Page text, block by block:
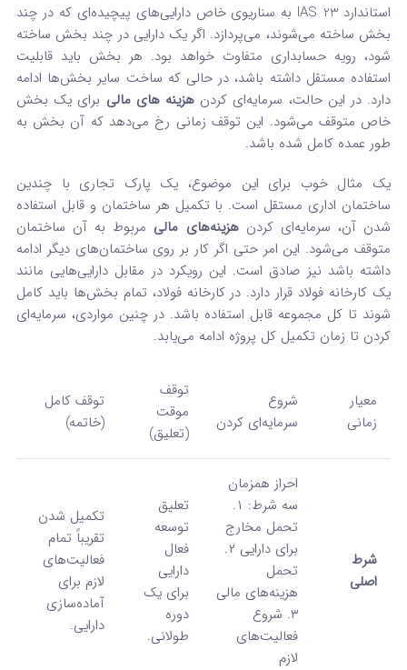
استاندارد IAS 23 به سناریوی خاص دارایی‌های پیچیده‌ای که در چند
بخش ساخته می‌شوند، می‌پردازد. اگر یک دارایی در چند بخش ساخته
شود، رویه حسابداری متفاوت خواهد بود. هر بخش باید قابلیت
استفاده مستقل داشته باشد، در حالی که ساخت سایر بخش‌ها ادامه
دارد. در این حالت، سرمایه‌ای کردنهزینه‌ های مالی برای یک بخش
خاص متوقف می‌شود. این توقف زمانی رخ می‌دهد که آن بخش به
طور عمده کامل شده باشد.
یک مثال خوب برای این موضوع، یک پارک تجاری با چندین
ساختمان اداری مستقل است. با تکمیل هر ساختمان و قابل استفاده
شدن آن، سرمایه‌ای کردنهزینه‌های مالی مربوط به آن ساختمان
متوقف می‌شود. این امر حتی اگر کار بر روی ساختمان‌های دیگر ادامه
داشته باشد نیز صادق است. این رویکرد در مقابل دارایی‌هایی مانند
یک کارخانه فولاد قرار دارد. در کارخانه فولاد، تمام بخش‌ها باید کامل
شوند تا کل مجموعه قابل استفاده باشد. در چنین مواردی، سرمایه‌ای
کردن تا زمان تکمیل کل پروژه ادامه می‌یابد.
معیار
زمانی
شروع
سرمایه‌ای کردن
توقف
موقت
(تعلیق)
توقف کامل
(خاتمه)
شرط
اصلی
احراز همزمان
سه شرط: ۱.
تحمل مخارج
برای دارایی ۲.
تحمل
هزینه‌های مالی
۳. شروع
فعالیت‌های
لازم
تعلیق
توسعه
فعال
دارایی
برای یک
دوره
طولانی.
تکمیل شدن
تقریباً تمام
فعالیت‌های
لازم برای
آماده‌سازی
دارایی.